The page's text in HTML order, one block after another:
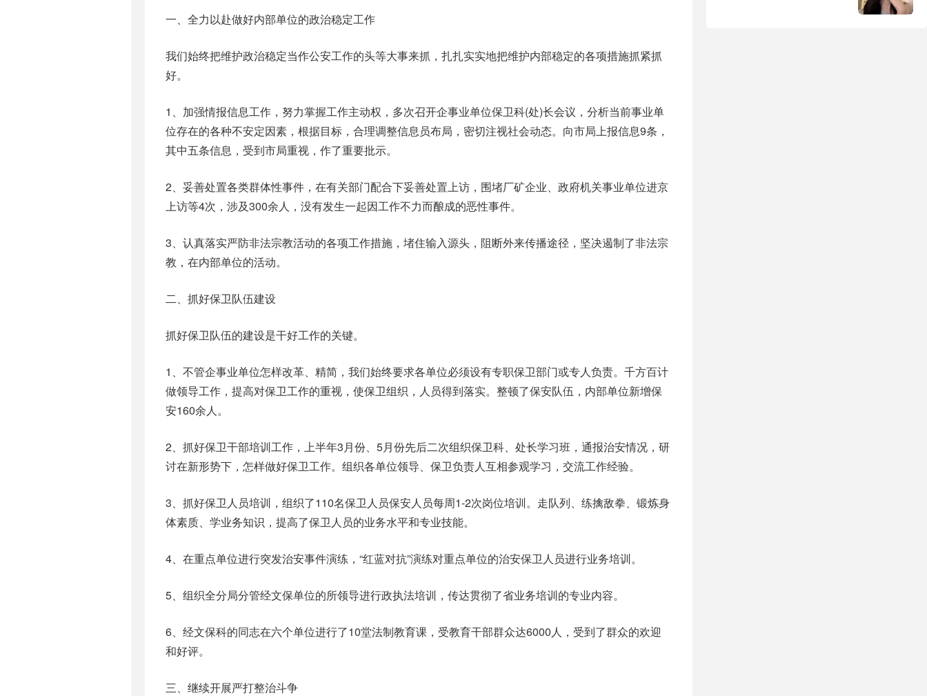
一、全力以赴做好内部单位的政治稳定工作
我们始终把维护政治稳定当作公安工作的头等大事来抓，扎扎实实地把维护内部稳定的各项措施抓紧抓
好。
1、加强情报信息工作，努力掌握工作主动权，多次召开企事业单位保卫科(处)长会议，分析当前事业单
位存在的各种不安定因素，根据目标，合理调整信息员布局，密切注视社会动态。向市局上报信息9条，
其中五条信息，受到市局重视，作了重要批示。
2、妥善处置各类群体性事件，在有关部门配合下妥善处置上访，围堵厂矿企业、政府机关事业单位进京
上访等4次，涉及300余人，没有发生一起因工作不力而酿成的恶性事件。
3、认真落实严防非法宗教活动的各项工作措施，堵住输入源头，阻断外来传播途径，坚决遏制了非法宗
教，在内部单位的活动。
二、抓好保卫队伍建设
抓好保卫队伍的建设是干好工作的关键。
1、不管企事业单位怎样改革、精简，我们始终要求各单位必须设有专职保卫部门或专人负责。千方百计
做领导工作，提高对保卫工作的重视，使保卫组织，人员得到落实。整顿了保安队伍，内部单位新增保
安160余人。
2、抓好保卫干部培训工作，上半年3月份、5月份先后二次组织保卫科、处长学习班，通报治安情况，研
讨在新形势下，怎样做好保卫工作。组织各单位领导、保卫负责人互相参观学习，交流工作经验。
3、抓好保卫人员培训，组织了110名保卫人员保安人员每周1-2次岗位培训。走队列、练擒敌拳、锻炼身
体素质、学业务知识，提高了保卫人员的业务水平和专业技能。
4、在重点单位进行突发治安事件演练，“红蓝对抗”演练对重点单位的治安保卫人员进行业务培训。
5、组织全分局分管经文保单位的所领导进行政执法培训，传达贯彻了省业务培训的专业内容。
6、经文保科的同志在六个单位进行了10堂法制教育课，受教育干部群众达6000人，受到了群众的欢迎
和好评。
三、继续开展严打整治斗争